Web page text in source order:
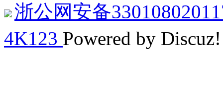
浙公网安备
4K123 Powered by